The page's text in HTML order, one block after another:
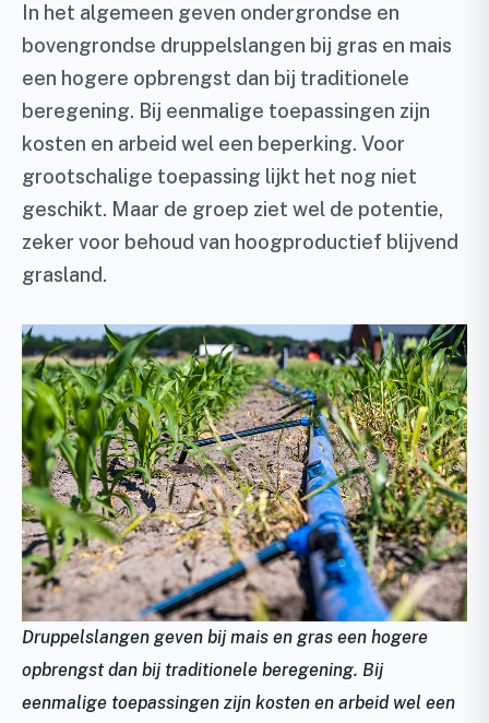
In het algemeen geven ondergrondse en
bovengrondse druppelslangen bij gras en mais
een hogere opbrengst dan bij traditionele
beregening. Bij eenmalige toepassingen zijn
kosten en arbeid wel een beperking. Voor
grootschalige toepassing lijkt het nog niet
geschikt. Maar de groep ziet wel de potentie,
zeker voor behoud van hoogproductief blijvend
grasland.
Druppelslangen geven bij mais en gras een hogere
opbrengst dan bij traditionele beregening. Bij
eenmalige toepassingen zijn kosten en arbeid wel een